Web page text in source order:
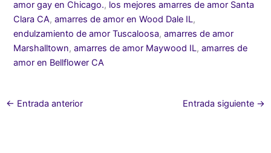
amor gay en Chicago., los mejores amarres de amor Santa
Clara CA,amarres de amor en Wood Dale IL,
endulzamiento de amor Tuscaloosa,amarres de amor
Marshalltown,amarres de amor Maywood IL,amarres de
amor en Bellflower CA
← Entrada anterior Entrada siguiente →